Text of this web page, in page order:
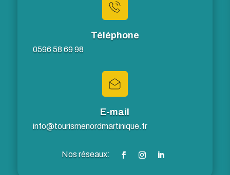
Téléphone
0596 58 69 98
E-mail
info@tourismenordmartinique.fr